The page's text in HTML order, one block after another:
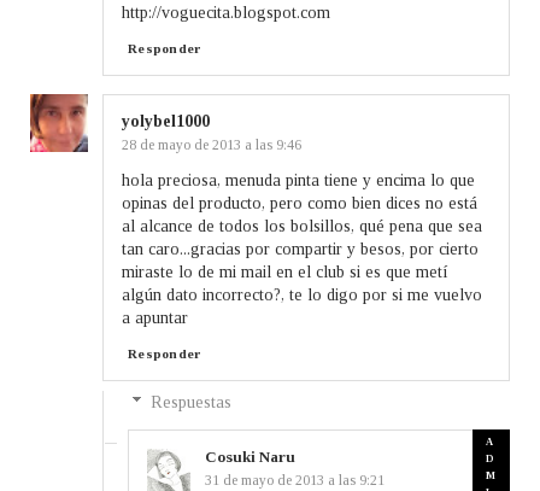
http://voguecita.blogspot.com
Responder
yolybel1000
28 de mayo de 2013 a las 9:46
hola preciosa, menuda pinta tiene y encima lo que
opinas del producto, pero como bien dices no está
al alcance de todos los bolsillos, qué pena que sea
tan caro...gracias por compartir y besos, por cierto
miraste lo de mi mail en el club si es que metí
algún dato incorrecto?, te lo digo por si me vuelvo
a apuntar
Responder
Respuestas
Cosuki Naru
31 de mayo de 2013 a las 9:21